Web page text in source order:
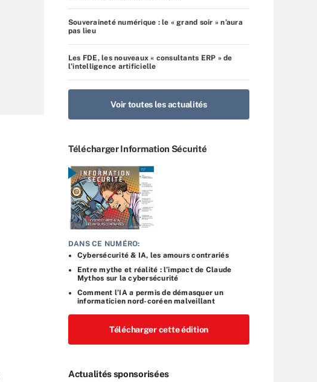
Souveraineté numérique : le « grand soir » n’aura
pas lieu
Les FDE, les nouveaux « consultants ERP » de
l’intelligence artificielle
Voir toutes les actualités
Télécharger Information Sécurité
DANS CE NUMÉRO:
Cybersécurité & IA, les amours contrariés
Entre mythe et réalité : l’impact de Claude
Mythos sur la cybersécurité
Comment l’IA a permis de démasquer un
informaticien nord-coréen malveillant
Télécharger cette édition
Actualités sponsorisées